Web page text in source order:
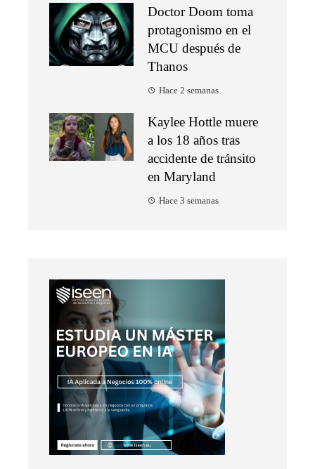
Doctor Doom toma
protagonismo en el
MCU después de
Thanos
Hace 2 semanas
Kaylee Hottle muere
a los 18 años tras
accidente de tránsito
en Maryland
Hace 3 semanas